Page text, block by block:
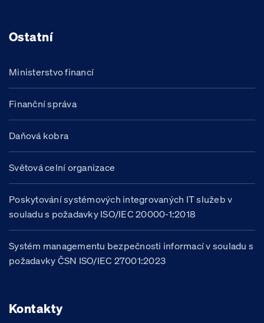
Ostatní
Ministerstvo financí
Finanční správa
Daňová kobra
Světová celní organizace
Poskytování systémových integrovaných IT služeb v
souladu s požadavky ISO/IEC 20000-1:2018
Systém managementu bezpečnosti informací v souladu s
požadavky ČSN ISO/IEC 27001:2023
Kontakty